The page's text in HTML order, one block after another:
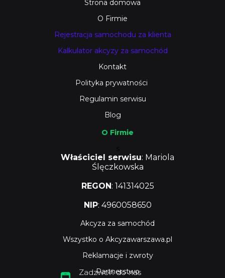
Zadzwoń do nas
O Firmie
Właściciel serwisu: Mariola
Ślęczkowska
REGON: 141314025
NIP: 4960058650
Akcyza za samochód
Wszystko o Akcyzawarszawa.pl
Reklamacje i zwroty
Partnerstwo
Strona domowa
O Firmie
Rejestracja samochodu za klienta
Kalkulator akcyzy za samochód
Kontakt
Polityka prywatności
Regulamin serwisu
Blog